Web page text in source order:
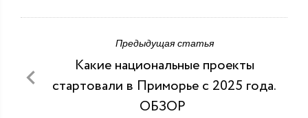
Предыдущая статья
Какие национальные проекты
стартовали в Приморье с 2025 года.
ОБЗОР